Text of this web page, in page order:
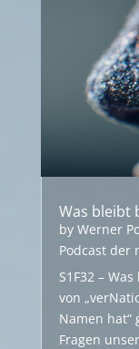
Was bleibt
by Werner
Podcast der
S1F32 –
von
Namen hat“
Fragen